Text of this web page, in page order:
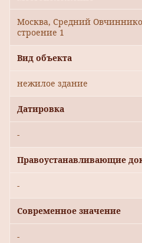
Москва, Средний
строение 1
Вид объекта
нежилое здание
Датировка
-
Правоустанавливающие
-
Современное значение
-